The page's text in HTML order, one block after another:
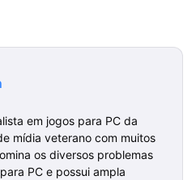
em jogos para PC da
mídia veterano com muitos
os diversos problemas
PC e possui ampla